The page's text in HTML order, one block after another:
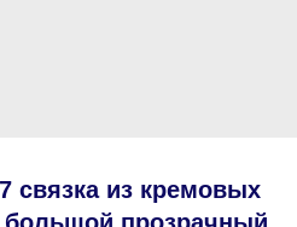
связка из кремовых